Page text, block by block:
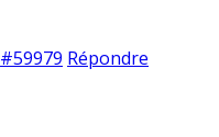
#59979 Répondre